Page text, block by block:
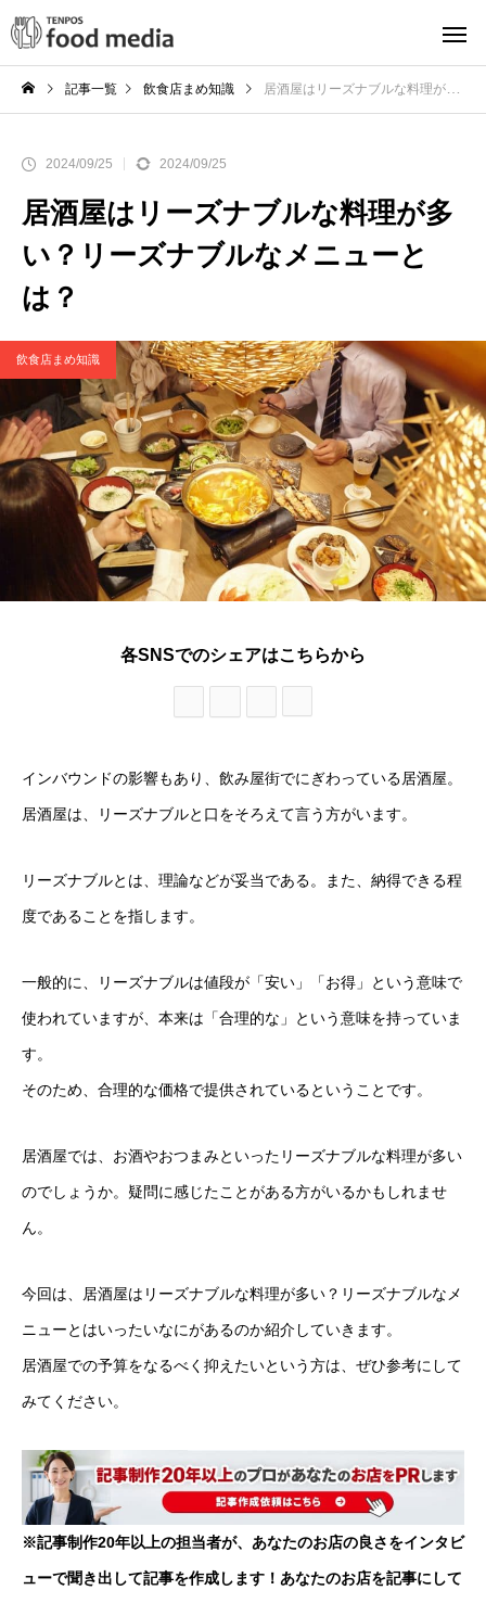
記事一覧 飲食店まめ知識 居酒屋はリーズナブルな料理が多い？リーズナブルなメニューとは？
2024/09/25 2024/09/25
居酒屋はリーズナブルな料理が多
い？リーズナブルなメニューと
は？
飲食店まめ知識
各SNSでのシェアはこちらから
インバウンドの影響もあり、飲み屋街でにぎわっている居酒屋。
居酒屋は、リーズナブルと口をそろえて言う方がいます。
リーズナブルとは、理論などが妥当である。また、納得できる程
度であることを指します。
一般的に、リーズナブルは値段が「安い」「お得」という意味で
使われていますが、本来は「合理的な」という意味を持っていま
す。
そのため、合理的な価格で提供されているということです。
居酒屋では、お酒やおつまみといったリーズナブルな料理が多い
のでしょうか。疑問に感じたことがある方がいるかもしれませ
ん。
今回は、居酒屋はリーズナブルな料理が多い？リーズナブルなメ
ニューとはいったいなにがあるのか紹介していきます。
居酒屋での予算をなるべく抑えたいという方は、ぜひ参考にして
みてください。
※記事制作20年以上の担当者が、あなたのお店の良さをインタビ
ューで聞き出して記事を作成します！あなたのお店を記事にして